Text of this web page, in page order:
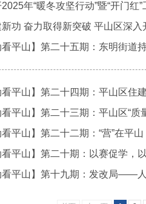
年“暖冬攻坚行动”暨“开门红
功 奋力取得新突破 平山区深
看平山】第二十五期：东明街道
看平山】第二十四期：平山区住
看平山】第二十三期：平山区“
看平山】第二十二期：“营”在
看平山】第二十期：以赛促学
看平山】第十九期：发改局——